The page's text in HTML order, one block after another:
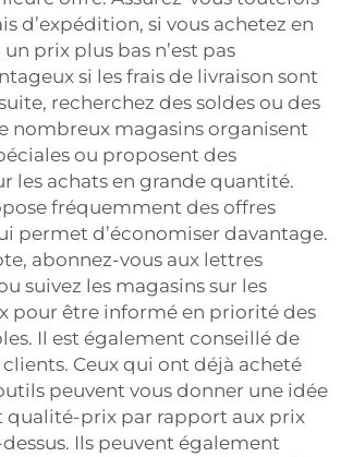
d’expédition, si vous achetez en
un prix plus bas n’est pas
si les frais de livraison sont
recherchez des soldes ou des
nombreux magasins organisent
ou proposent des
les achats en grande quantité.
fréquemment des offres
permet d’économiser davantage.
abonnez-vous aux lettres
suivez les magasins sur les
pour être informé en priorité des
Il est également conseillé de
clients. Ceux qui ont déjà acheté
peuvent vous donner une idée
qualité-prix par rapport aux prix
Ils peuvent également